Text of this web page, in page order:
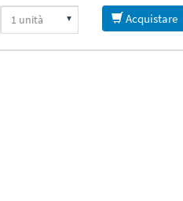
Acquistare